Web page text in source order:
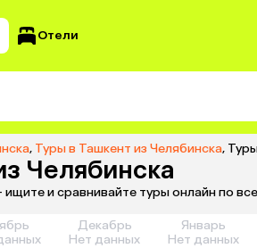
Отели
, Туры в Ташкент из Челябинска,
Челябинска
и сравнивайте туры онлайн по
Декабрь
Нет данных
Январь
Нет данных